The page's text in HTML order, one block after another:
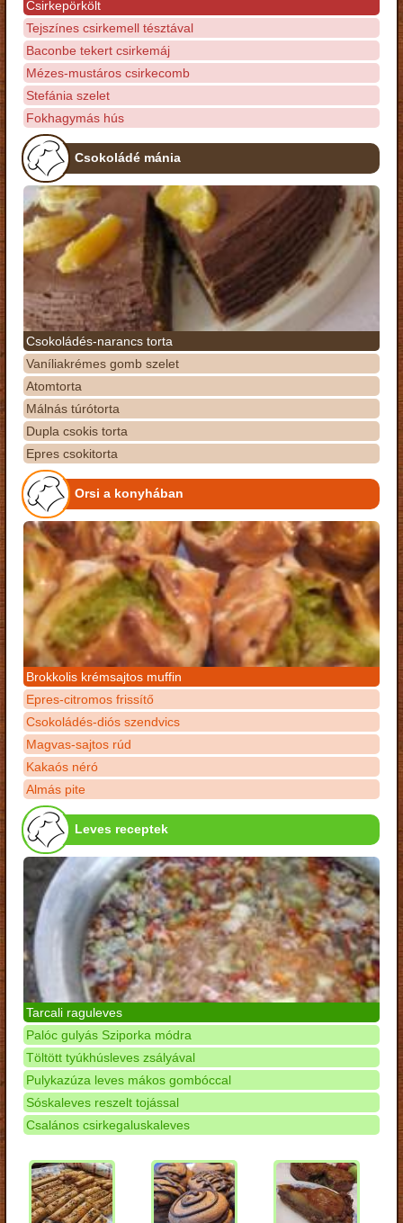
Csirkepörkölt
Tejszínes csirkemell tésztával
Baconbe tekert csirkemáj
Mézes-mustáros csirkecomb
Stefánia szelet
Fokhagymás hús
Csokoládé mánia
Csokoládés-narancs torta
Vaníliakrémes gomb szelet
Atomtorta
Málnás túrótorta
Dupla csokis torta
Epres csokitorta
Orsi a konyhában
Brokkolis krémsajtos muffin
Epres-citromos frissítő
Csokoládés-diós szendvics
Magvas-sajtos rúd
Kakaós néró
Almás pite
Leves receptek
Tarcali raguleves
Palóc gulyás Sziporka módra
Töltött tyúkhúsleves zsályával
Pulykazúza leves mákos gombóccal
Sóskaleves reszelt tojással
Csalános csirkegaluskaleves